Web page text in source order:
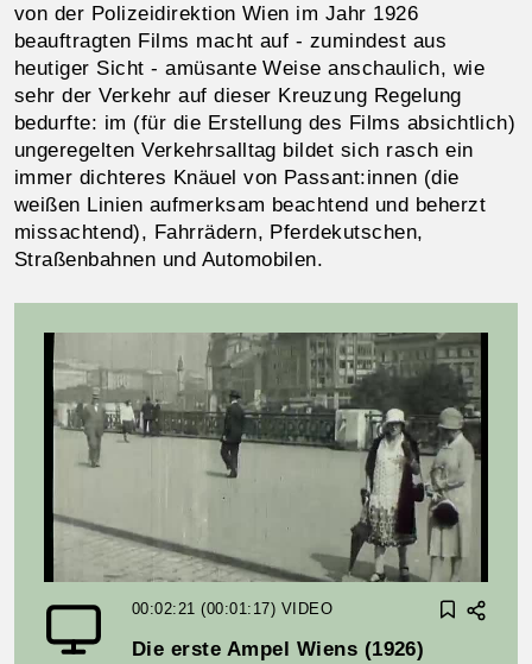
von der Polizeidirektion Wien im Jahr 1926
beauftragten Films macht auf - zumindest aus
heutiger Sicht - amüsante Weise anschaulich, wie
sehr der Verkehr auf dieser Kreuzung Regelung
bedurfte: im (für die Erstellung des Films absichtlich)
ungeregelten Verkehrsalltag bildet sich rasch ein
immer dichteres Knäuel von Passant:innen (die
weißen Linien aufmerksam beachtend und beherzt
missachtend), Fahrrädern, Pferdekutschen,
Straßenbahnen und Automobilen.
00:02:21 (00:01:17) VIDEO
Die erste Ampel Wiens (1926)